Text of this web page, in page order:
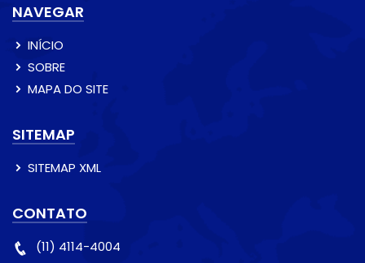
NAVEGAR
INÍCIO
SOBRE
MAPA DO SITE
SITEMAP
SITEMAP XML
CONTATO
(11) 4114-4004